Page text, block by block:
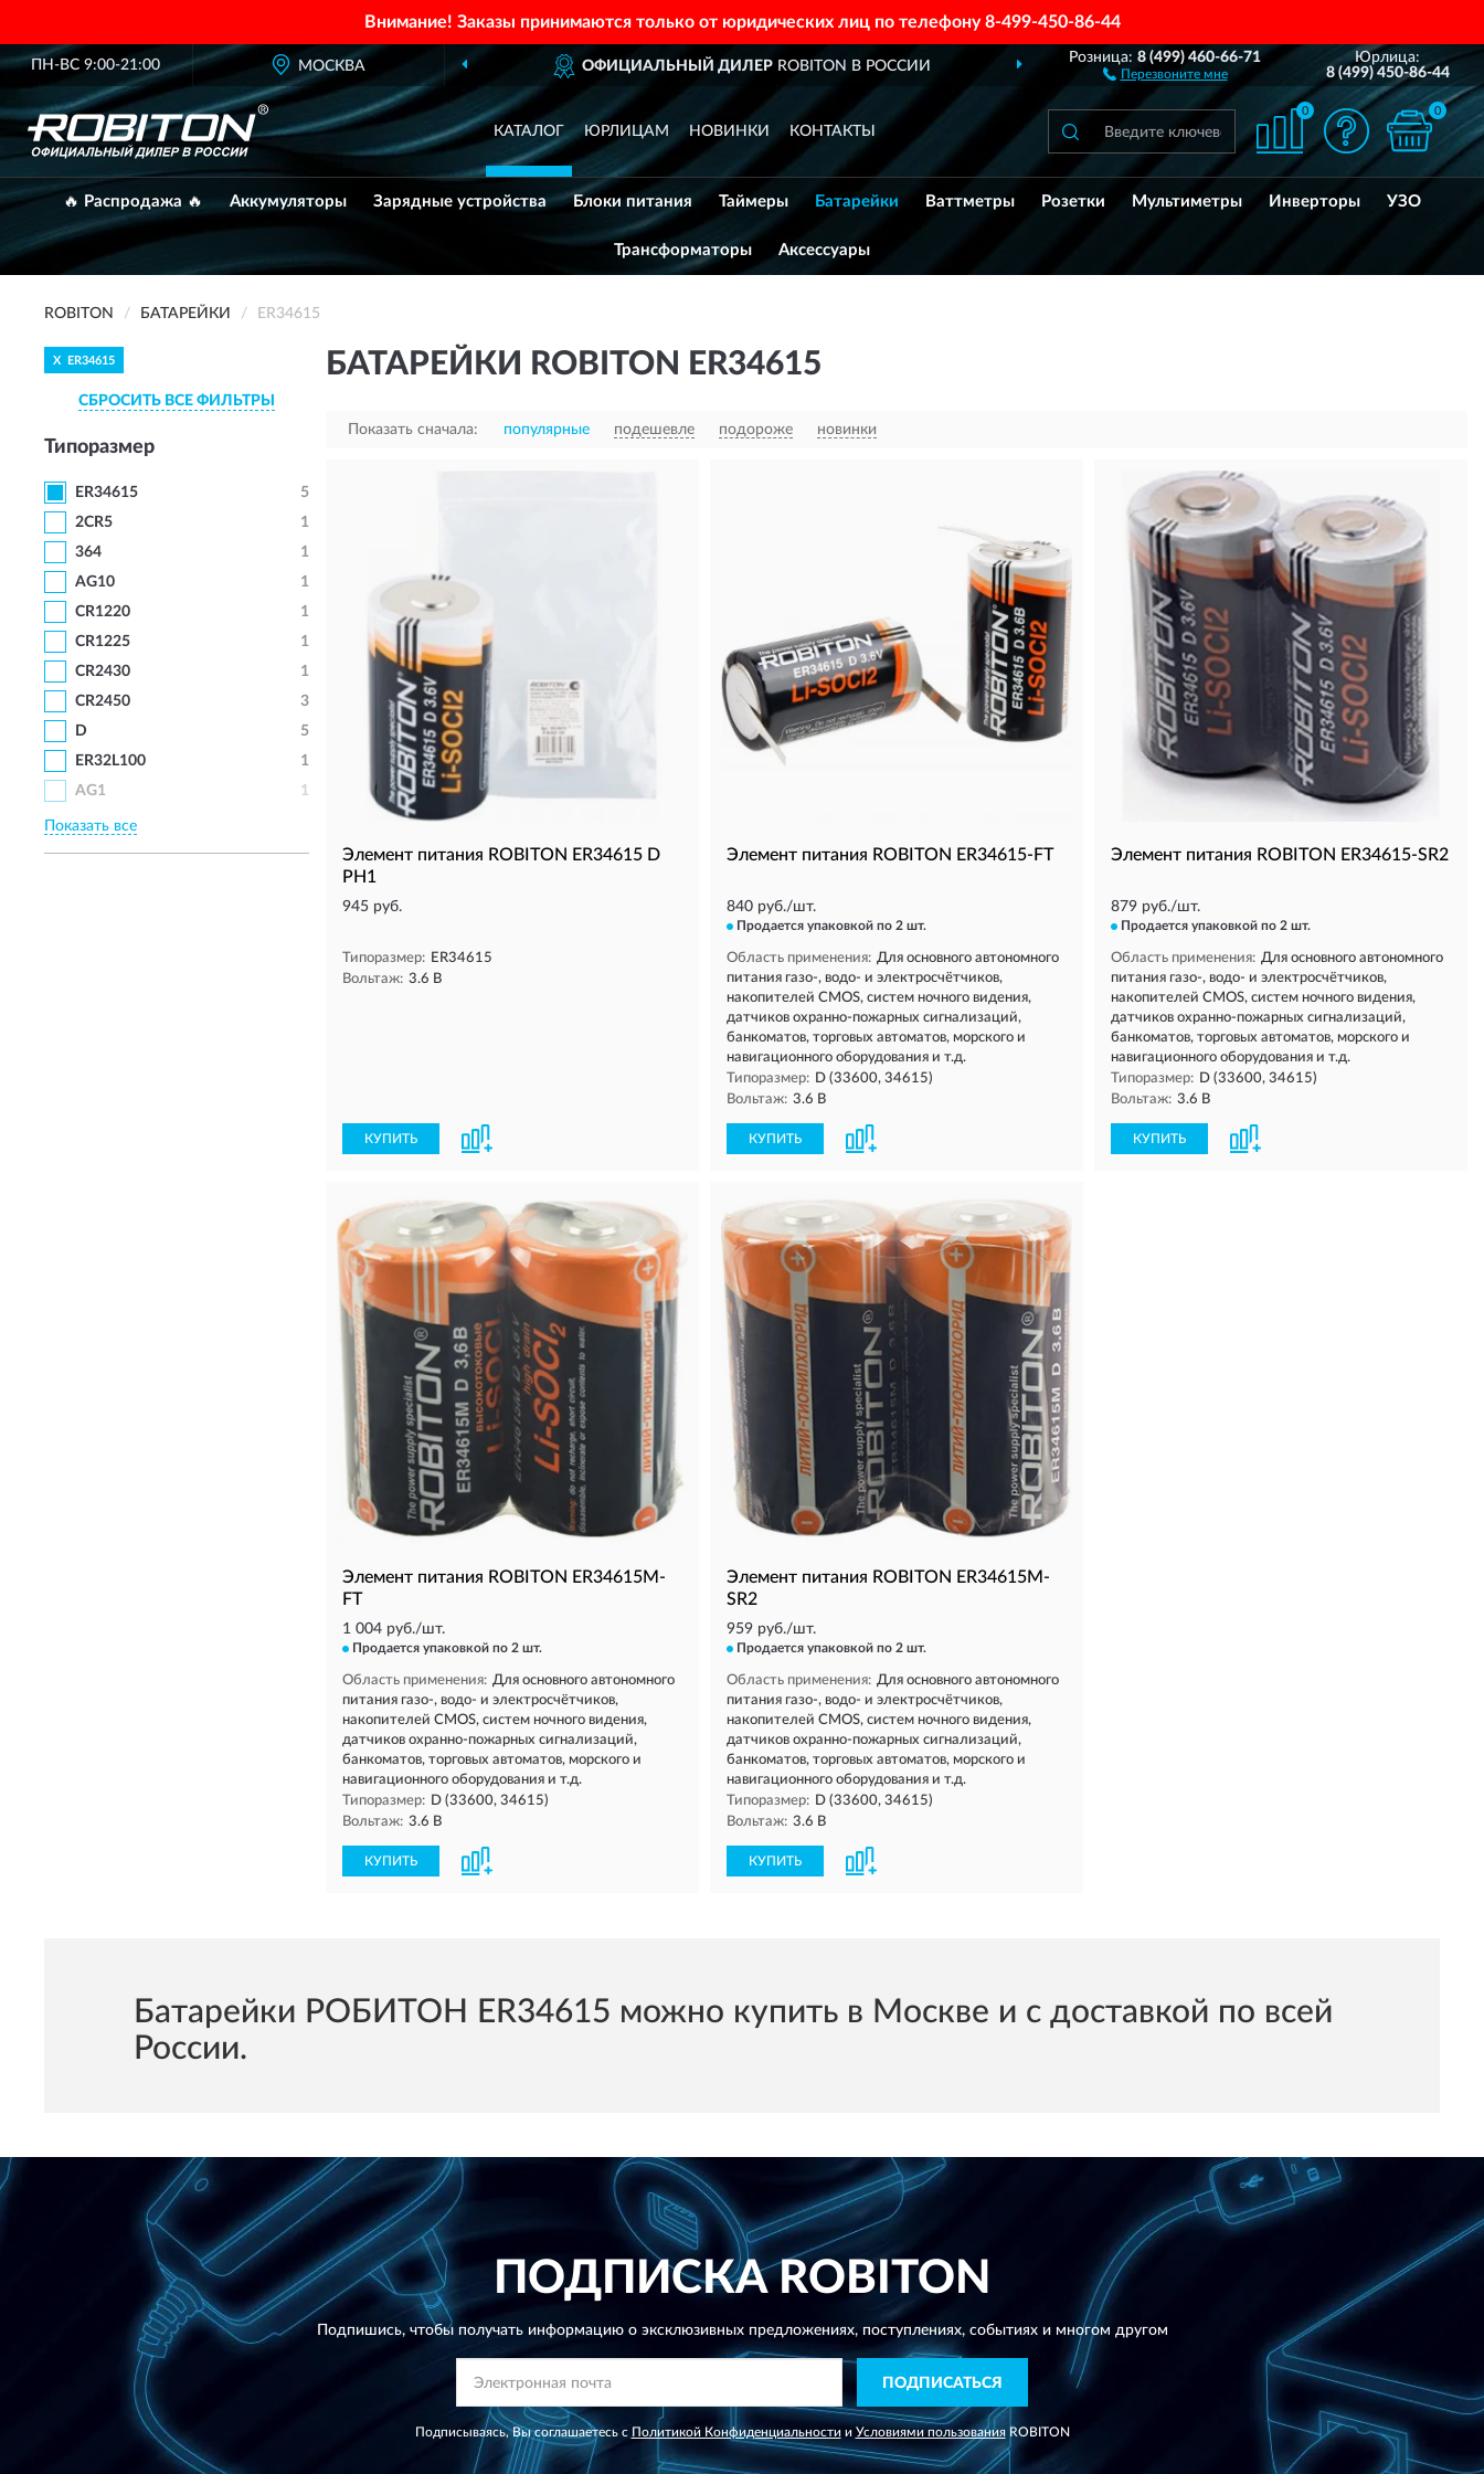
Внимание! Заказы принимаются только от юридических лиц по телефону8-499-450-86-44
ПН-ВС 9:00-21:00 МОСКВА ОФИЦИАЛЬНЫЙ ДИЛЕРROBITON В РОССИИ ДОСТАВИМПО ВСЕЙ РОССИИ
Розница:8 (499) 460-66-71
Перезвоните мне
Юрлица:
8 (499) 450-86-44
КАТАЛОГ ЮРЛИЦАМ НОВИНКИ КОНТАКТЫ
0 0
🔥 Распродажа 🔥 Аккумуляторы Зарядные устройства Блоки питания Таймеры Батарейки Ваттметры Розетки Мультиметры Инверторы УЗО
Трансформаторы Аксессуары
ROBITON БАТАРЕЙКИ ER34615
X ER34615
СБРОСИТЬ ВСЕ ФИЛЬТРЫ
Типоразмер
ER34615
5
2CR5
1
364
1
AG10
1
CR1220
1
CR1225
1
CR2430
1
CR2450
3
D
5
ER32L100
1
AG1
1
Показать все
БАТАРЕЙКИ ROBITON ER34615
Показать сначала: популярные подешевле подороже новинки
Элемент питания ROBITON ER34615 D
PH1
945 руб.
Типоразмер: ER34615
Вольтаж: 3.6 В
КУПИТЬ
Элемент питания ROBITON ER34615-FT
840 руб./шт.
Продается упаковкой по 2 шт.
Область применения: Для основного автономного
питания газо-, водо- и электросчётчиков,
накопителей CMOS, систем ночного видения,
датчиков охранно-пожарных сигнализаций,
банкоматов, торговых автоматов, морского и
навигационного оборудования и т.д.
Типоразмер: D (33600, 34615)
Вольтаж: 3.6 В
КУПИТЬ
Элемент питания ROBITON ER34615-SR2
879 руб./шт.
Продается упаковкой по 2 шт.
Область применения: Для основного автономного
питания газо-, водо- и электросчётчиков,
накопителей CMOS, систем ночного видения,
датчиков охранно-пожарных сигнализаций,
банкоматов, торговых автоматов, морского и
навигационного оборудования и т.д.
Типоразмер: D (33600, 34615)
Вольтаж: 3.6 В
КУПИТЬ
Элемент питания ROBITON ER34615M-
FT
1 004 руб./шт.
Продается упаковкой по 2 шт.
Область применения: Для основного автономного
питания газо-, водо- и электросчётчиков,
накопителей CMOS, систем ночного видения,
датчиков охранно-пожарных сигнализаций,
банкоматов, торговых автоматов, морского и
навигационного оборудования и т.д.
Типоразмер: D (33600, 34615)
Вольтаж: 3.6 В
КУПИТЬ
Элемент питания ROBITON ER34615M-
SR2
959 руб./шт.
Продается упаковкой по 2 шт.
Область применения: Для основного автономного
питания газо-, водо- и электросчётчиков,
накопителей CMOS, систем ночного видения,
датчиков охранно-пожарных сигнализаций,
банкоматов, торговых автоматов, морского и
навигационного оборудования и т.д.
Типоразмер: D (33600, 34615)
Вольтаж: 3.6 В
КУПИТЬ
Батарейки РОБИТОН ER34615 можно купить в Москве и с доставкой по всей
России.
ПОДПИСКАROBITON
Подпишись, чтобы получать информацию о эксклюзивных предложениях,поступлениях, событиях и многом другом
ПОДПИСАТЬСЯ
Подписываясь, Вы соглашаетесь с Политикой Конфиденциальности и Условиями пользованияROBITON